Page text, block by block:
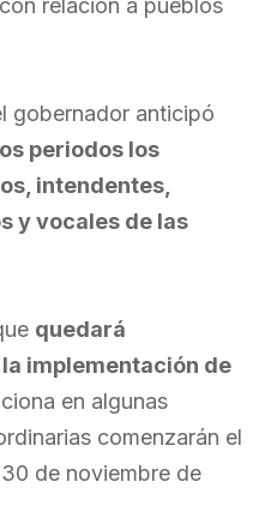
relación a pueblos
gobernador anticipó
periodos los
intendentes,
y vocales de las
quedará
implementación de
en algunas
comenzarán el
de noviembre de